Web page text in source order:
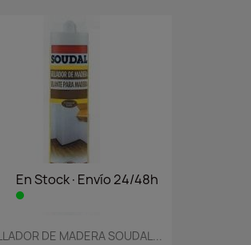
En Stock·Envío 24/48h
DE MADERA SOUDAL...